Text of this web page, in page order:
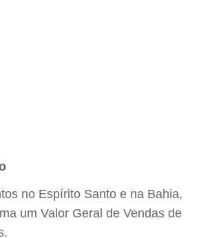
no Espírito Santo e na Bahia,
um Valor Geral de Vendas de